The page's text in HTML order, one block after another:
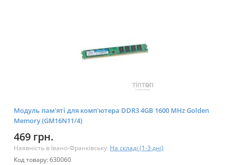
Модуль пам'яті для комп'ютера DDR3 4GB 1600 MHz Golden
Memory (GM16N11/4)
469 грн.
Наявність в Івано-Франківську: На складі (1-3 дні)
Код товару: 630060